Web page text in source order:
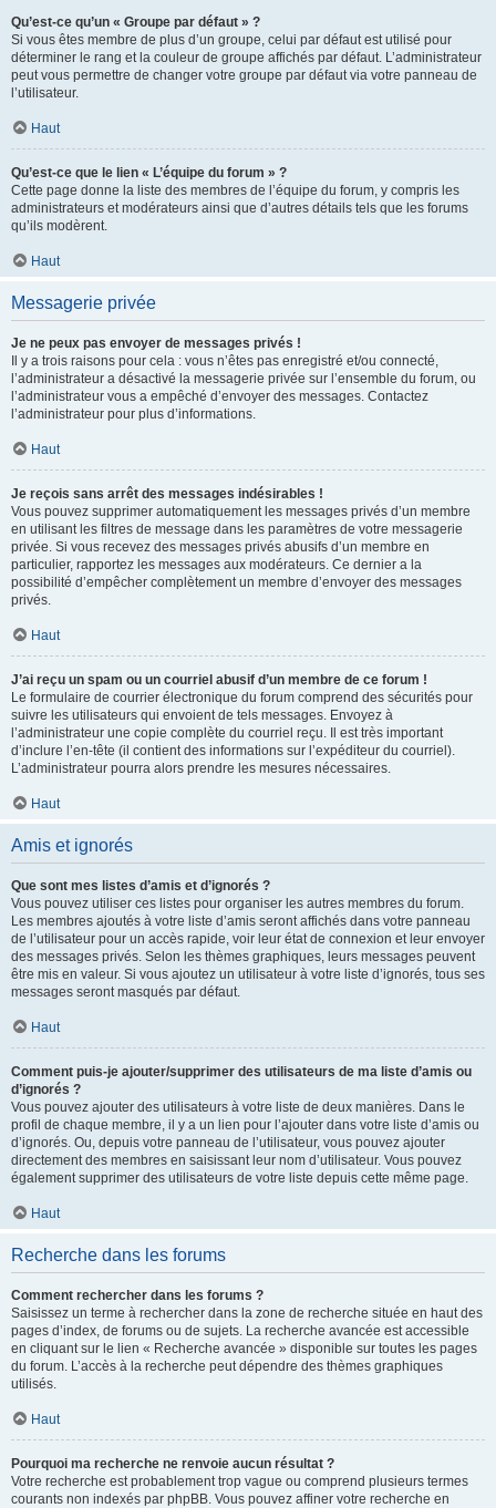
Qu’est-ce qu’un « Groupe par défaut » ?
Si vous êtes membre de plus d’un groupe, celui par défaut est utilisé pour
déterminer le rang et la couleur de groupe affichés par défaut. L’administrateur
peut vous permettre de changer votre groupe par défaut via votre panneau de
l’utilisateur.
Haut
Qu’est-ce que le lien « L’équipe du forum » ?
Cette page donne la liste des membres de l’équipe du forum, y compris les
administrateurs et modérateurs ainsi que d’autres détails tels que les forums
qu’ils modèrent.
Haut
Messagerie privée
Je ne peux pas envoyer de messages privés !
Il y a trois raisons pour cela : vous n’êtes pas enregistré et/ou connecté,
l’administrateur a désactivé la messagerie privée sur l’ensemble du forum, ou
l’administrateur vous a empêché d’envoyer des messages. Contactez
l’administrateur pour plus d’informations.
Haut
Je reçois sans arrêt des messages indésirables !
Vous pouvez supprimer automatiquement les messages privés d’un membre
en utilisant les filtres de message dans les paramètres de votre messagerie
privée. Si vous recevez des messages privés abusifs d’un membre en
particulier, rapportez les messages aux modérateurs. Ce dernier a la
possibilité d’empêcher complètement un membre d’envoyer des messages
privés.
Haut
J’ai reçu un spam ou un courriel abusif d’un membre de ce forum !
Le formulaire de courrier électronique du forum comprend des sécurités pour
suivre les utilisateurs qui envoient de tels messages. Envoyez à
l’administrateur une copie complète du courriel reçu. Il est très important
d’inclure l’en-tête (il contient des informations sur l’expéditeur du courriel).
L’administrateur pourra alors prendre les mesures nécessaires.
Haut
Amis et ignorés
Que sont mes listes d’amis et d’ignorés ?
Vous pouvez utiliser ces listes pour organiser les autres membres du forum.
Les membres ajoutés à votre liste d’amis seront affichés dans votre panneau
de l’utilisateur pour un accès rapide, voir leur état de connexion et leur envoyer
des messages privés. Selon les thèmes graphiques, leurs messages peuvent
être mis en valeur. Si vous ajoutez un utilisateur à votre liste d’ignorés, tous ses
messages seront masqués par défaut.
Haut
Comment puis-je ajouter/supprimer des utilisateurs de ma liste d’amis ou
d’ignorés ?
Vous pouvez ajouter des utilisateurs à votre liste de deux manières. Dans le
profil de chaque membre, il y a un lien pour l’ajouter dans votre liste d’amis ou
d’ignorés. Ou, depuis votre panneau de l’utilisateur, vous pouvez ajouter
directement des membres en saisissant leur nom d’utilisateur. Vous pouvez
également supprimer des utilisateurs de votre liste depuis cette même page.
Haut
Recherche dans les forums
Comment rechercher dans les forums ?
Saisissez un terme à rechercher dans la zone de recherche située en haut des
pages d’index, de forums ou de sujets. La recherche avancée est accessible
en cliquant sur le lien « Recherche avancée » disponible sur toutes les pages
du forum. L’accès à la recherche peut dépendre des thèmes graphiques
utilisés.
Haut
Pourquoi ma recherche ne renvoie aucun résultat ?
Votre recherche est probablement trop vague ou comprend plusieurs termes
courants non indexés par phpBB. Vous pouvez affiner votre recherche en